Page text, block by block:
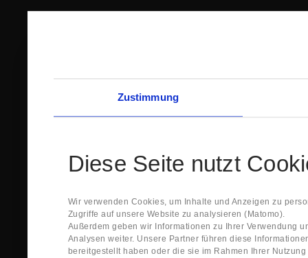
Zustimmung
Diese Seite nutzt
Wir verwenden Cookies, um Inhalte und Anzeigen zu
Zugriffe auf unsere Website zu analysieren (Matomo).
Außerdem geben wir Informationen zu Ihrer Verwendung
Analysen weiter. Unsere Partner führen diese
bereitgestellt haben oder die sie im Rahmen Ihrer